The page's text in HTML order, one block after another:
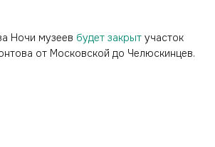
Ночи музеев будет закрыт участок
от Московской до Челюскинцев.